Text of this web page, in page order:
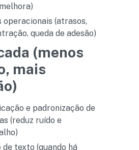
operacionais (atrasos,
queda de adesão)
(menos
mais
e padronização de
(reduz ruído e
de texto (quando há